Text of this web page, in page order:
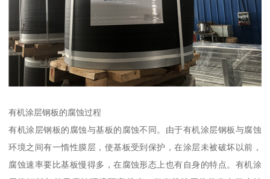
有机涂层钢板的腐蚀过程
有机涂层钢板的腐蚀与基板的腐蚀不同。由于有机涂层钢板与腐蚀
环境之间有一惰性膜层，使基板受到保护，在涂层未被破坏以前，
腐蚀速率要比基板慢得多，在腐蚀形态上也有自身的特点。有机涂